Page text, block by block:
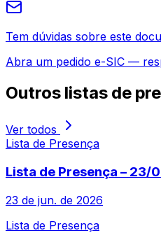
Tem dúvidas sobre este
Abra um pedido e-SIC —
Outros listas de
Ver todos
Lista de Presença
Lista de Presença – 23/
23 de jun. de 2026
Lista de Presença